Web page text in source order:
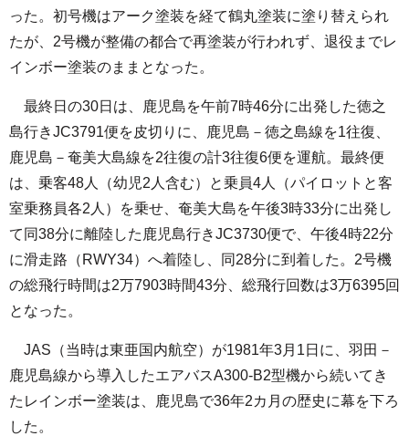
った。初号機はアーク塗装を経て鶴丸塗装に塗り替えられ
たが、2号機が整備の都合で再塗装が行われず、退役までレ
インボー塗装のままとなった。
最終日の30日は、鹿児島を午前7時46分に出発した徳之
島行きJC3791便を皮切りに、鹿児島－徳之島線を1往復、
鹿児島－奄美大島線を2往復の計3往復6便を運航。最終便
は、乗客48人（幼児2人含む）と乗員4人（パイロットと客
室乗務員各2人）を乗せ、奄美大島を午後3時33分に出発し
て同38分に離陸した鹿児島行きJC3730便で、午後4時22分
に滑走路（RWY34）へ着陸し、同28分に到着した。2号機
の総飛行時間は2万7903時間43分、総飛行回数は3万6395回
となった。
JAS（当時は東亜国内航空）が1981年3月1日に、羽田－
鹿児島線から導入したエアバスA300-B2型機から続いてき
たレインボー塗装は、鹿児島で36年2カ月の歴史に幕を下ろ
した。